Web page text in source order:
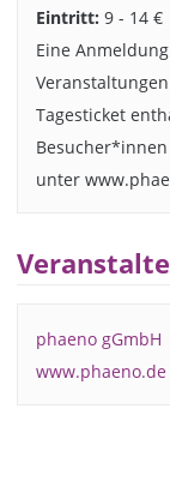
Eintritt: 9 - 14 €
Eine
Tagesticket
unter
phaeno gGmbH
www.phaeno.de